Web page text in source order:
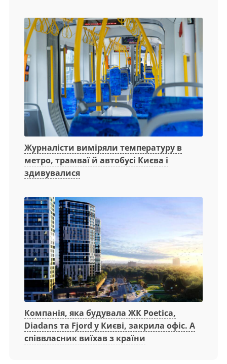
Журналісти виміряли температуру в
метро, трамваї й автобусі Києва і
здивувалися
Компанія, яка будувала ЖК Poetica,
Diadans та Fjord у Києві, закрила офіс. А
співвласник виїхав з країни